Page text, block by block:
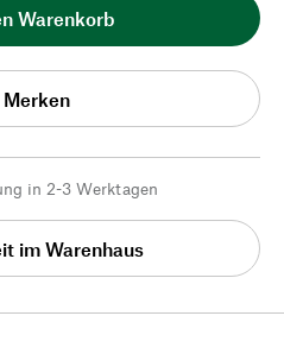
Warenkorb
Merken
in 2-3 Werktagen
im Warenhaus